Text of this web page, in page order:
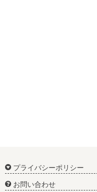
プライバシーポリシー
お問い合わせ